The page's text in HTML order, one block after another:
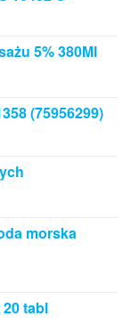
5% 380Ml
(75956299)
morska
tabl